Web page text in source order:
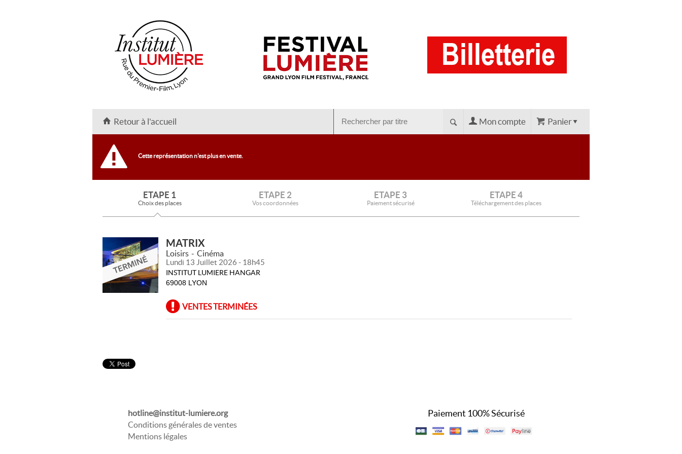
Retour à l'accueil Panier
Mon compte
Cette représentation n'est plus en vente.
ETAPE 1
Choix des places
ETAPE 2
Vos coordonnées
ETAPE 3
Paiement sécurisé
ETAPE 4
Téléchargement des places
MATRIX
Loisirs Cinéma
Lundi 13 Juillet 2026 - 18h45
INSTITUT LUMIERE HANGAR
69008 LYON
VENTES TERMINÉES
hotline@institut-lumiere.org
Conditions générales de ventes
Mentions légales
Paiement 100% Sécurisé